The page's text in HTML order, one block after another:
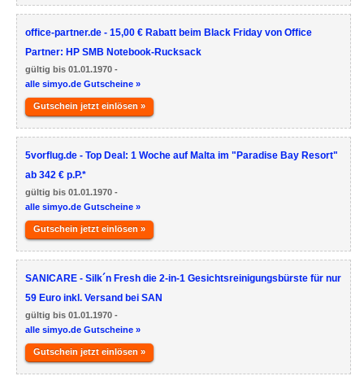
office-partner.de - 15,00 € Rabatt beim Black Friday von Office
Partner: HP SMB Notebook-Rucksack
gültig bis 01.01.1970 -
alle simyo.de Gutscheine »
Gutschein jetzt einlösen »
5vorflug.de - Top Deal: 1 Woche auf Malta im "Paradise Bay Resort"
ab 342 € p.P.*
gültig bis 01.01.1970 -
alle simyo.de Gutscheine »
Gutschein jetzt einlösen »
SANICARE - Silk´n Fresh die 2-in-1 Gesichtsreinigungsbürste für nur
59 Euro inkl. Versand bei SAN
gültig bis 01.01.1970 -
alle simyo.de Gutscheine »
Gutschein jetzt einlösen »